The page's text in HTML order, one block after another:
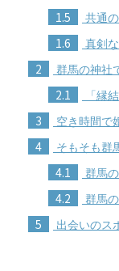
1.5 共通
1.6 真剣
2 群馬の神社
2.1 「縁
3 空き時間で
4 そもそも群
4.1 群馬
4.2 群馬
5 出会いのス